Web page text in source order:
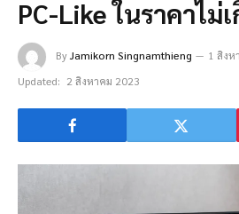
PC-Like ในราคาไม่
ByJamikorn Singnamthieng 1 สิงห
Updated: 2 สิงหาคม 2023